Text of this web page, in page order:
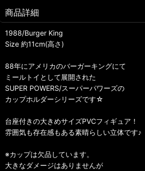
商品詳細
1988/Burger King
Size 約11cm(高さ)
88年にアメリカのバーガーキングにて
ミールトイとして展開された
SUPER POWERS/スーパーパワーズの
カップホルダーシリーズです☆
台座付きの大きめサイズPVCフィギュア！
雰囲気も存在感もある素晴らしい立体です♪
※カップは欠品しています。
大きなダメージはありませんが